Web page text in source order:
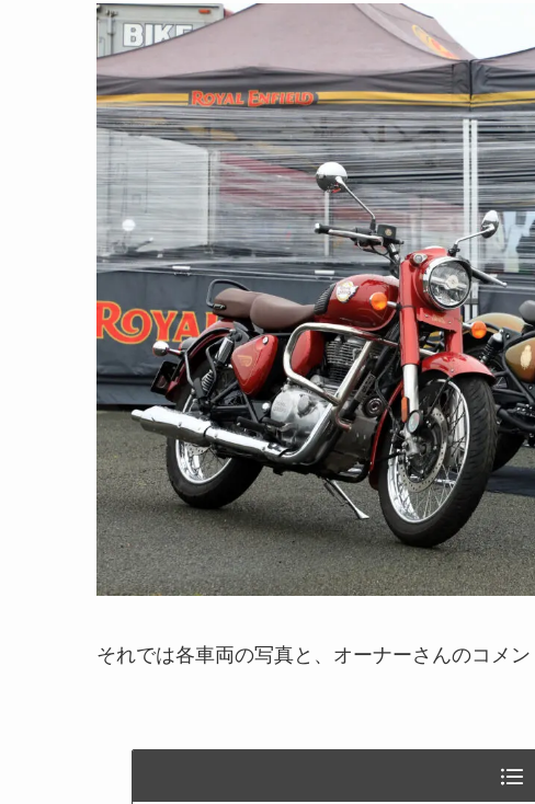
それでは各車両の写真と、オーナーさんのコメ